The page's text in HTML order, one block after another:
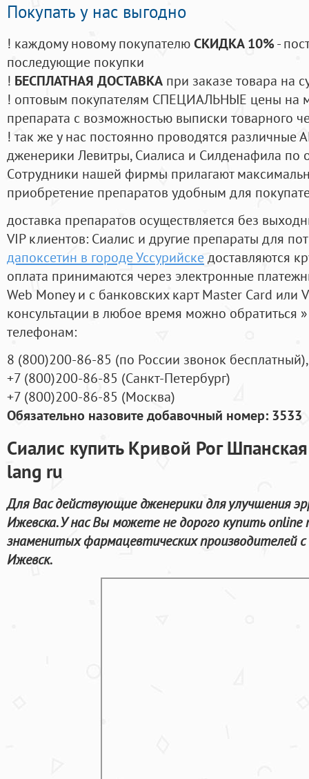
Покупать у нас выгодно
! каждому новому покупателюСКИДКА 10%-
последующие покупки
! БЕСПЛАТНАЯ ДОСТАВКА при заказе товара на
! оптовым покупателям СПЕЦИАЛЬНЫЕ цены на
препарата с возможностью выписки товарного
! так же у нас постоянно проводятся
дженерики Левитры, Сиалиса и Силденафила по
Cотрудники нашей фирмы прилагают
приобретение препаратов удобным для
доставка препаратов осуществляется без
VIP клиентов: Сиалис и другие препараты для
дапоксетин в городе Уссурийскедоставляются
оплата принимаются через электронные
Web Money и с банковских карт Master Card или
консультации в любое время можно обратиться
телефонам:
8 (800)200-86-85 (по России звонок бесплатный),
+7 (800)200-86-85 (Санкт-Петербург)
+7 (800)200-86-85 (Москва)
Обязательно назовите добавочный номер: 3533
Сиалис купить Кривой Рог
lang ru
Для Вас действующие дженерики для улучшения
Ижевска. У нас Вы можете не дорого купить online
знаменитых фармацевтических производителей
Ижевск.